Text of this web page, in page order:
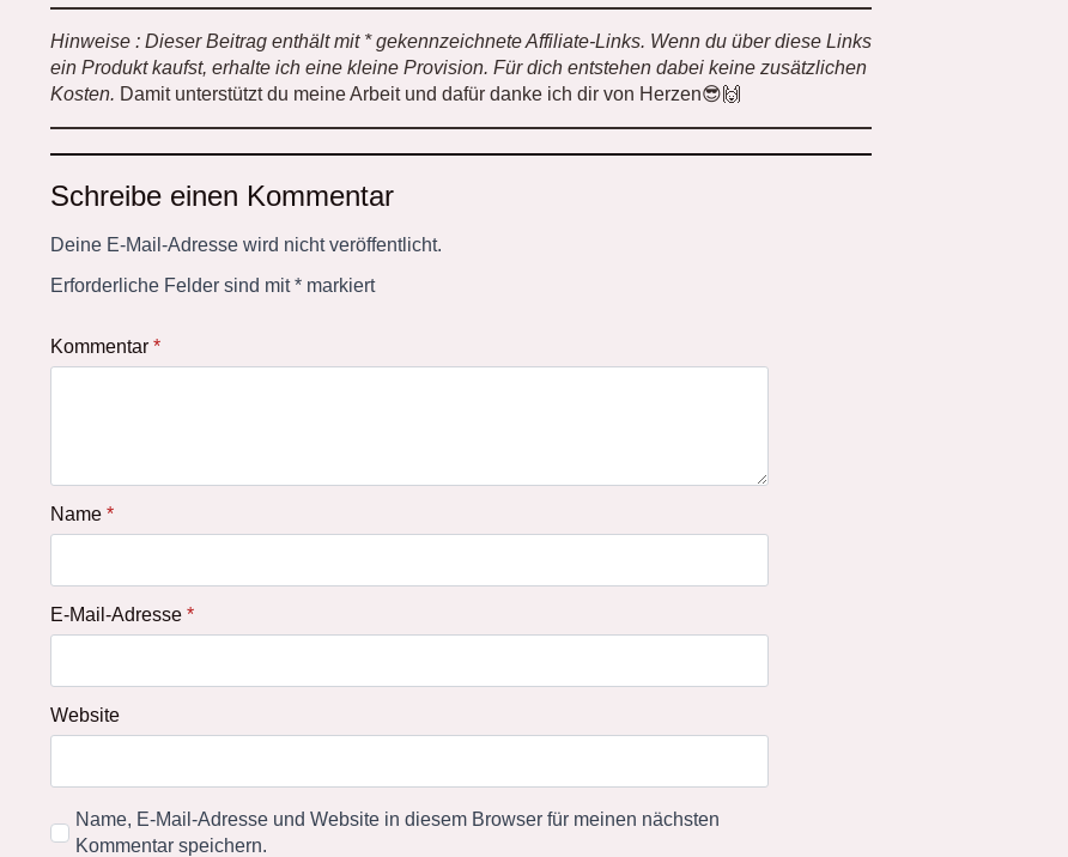
Hinweise : Dieser Beitrag enthält mit * gekennzeichnete Affiliate-Links. Wenn du über diese Links
ein Produkt kaufst, erhalte ich eine kleine Provision. Für dich entstehen dabei keine zusätzlichen
Kosten. Damit unterstützt du meine Arbeit und dafür danke ich dir von Herzen😎🙌
Schreibe einen Kommentar
Deine E-Mail-Adresse wird nicht veröffentlicht.
Erforderliche Felder sind mit* markiert
Kommentar *
Name *
E-Mail-Adresse *
Website
Name, E-Mail-Adresse und Website in diesem Browser für meinen nächsten
Kommentar speichern.